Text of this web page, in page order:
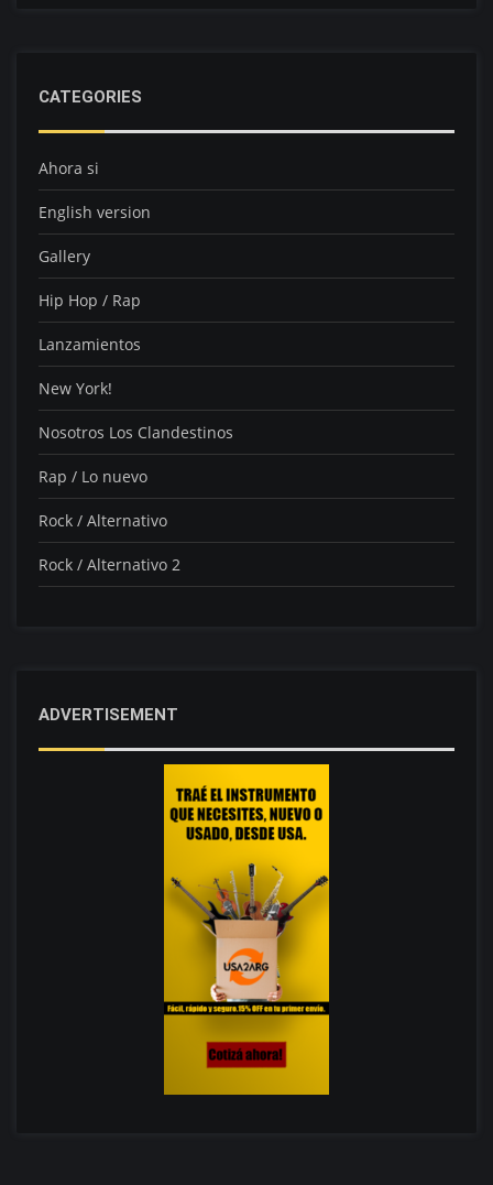
CATEGORIES
Ahora si
English version
Gallery
Hip Hop / Rap
Lanzamientos
New York!
Nosotros Los Clandestinos
Rap / Lo nuevo
Rock / Alternativo
Rock / Alternativo 2
ADVERTISEMENT